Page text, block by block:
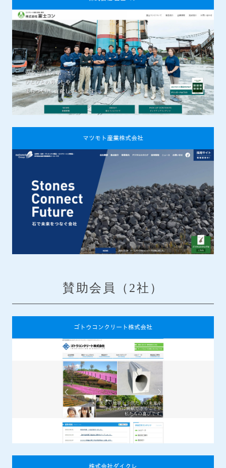
マツモト産業株式会社
賛助会員（2社）
ゴトウコンクリート株式会社
株式会社ダイクレ